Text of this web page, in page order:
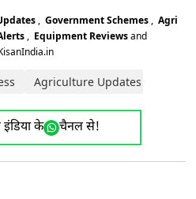
, Government Schemes , Agri
, Equipment Reviewsand
Agriculture Updates
के चैनल से!